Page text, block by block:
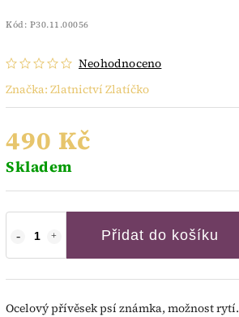
Kód: P30.11.00056
Neohodnoceno
Značka: Zlatnictví Zlatíčko
490 Kč
Skladem
Přidat do košíku
Ocelový přívěsek psí známka, možnost rytí.